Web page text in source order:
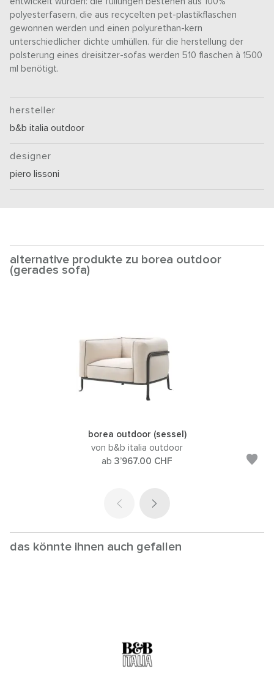
polyesterfasern, die aus recycelten pet-plastikflaschen
gewonnen werden und einen polyurethan-kern
unterschiedlicher dichte umhüllen. für die herstellung der
polsterung eines dreisitzer-sofas werden 510 flaschen à 1500
ml benötigt.
hersteller
b&b italia outdoor
designer
piero lissoni
alternative produkte zu borea outdoor
(gerades sofa)
borea outdoor (sessel)
von b&b italia outdoor
ab 3’967.00 CHF
das könnte ihnen auch gefallen